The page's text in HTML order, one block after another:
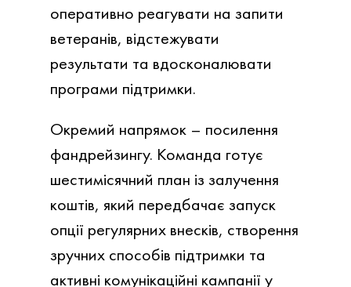
оперативно реагувати на запити
ветеранів, відстежувати
результати та вдосконалювати
програми підтримки.
Окремий напрямок – посилення
фандрейзингу. Команда готує
шестимісячний план із залучення
коштів, який передбачає запуск
опції регулярних внесків, створення
зручних способів підтримки та
активні комунікаційні кампанії у